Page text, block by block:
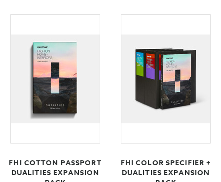
FHI COTTON PASSPORT
DUALITIES EXPANSION
FHI COLOR SPECIFIER +
DUALITIES EXPANSION